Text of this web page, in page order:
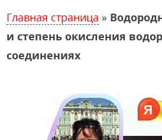
Главная страница »
и степень окисления
соединениях